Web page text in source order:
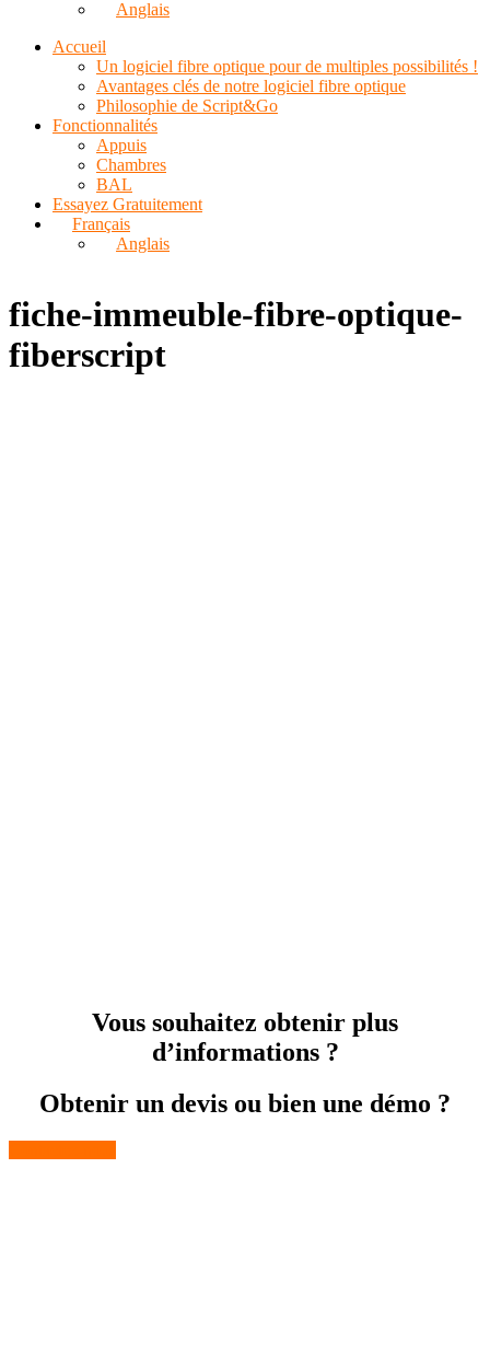
Anglais
Accueil
Un logiciel fibre optique pour de multiples possibilités !
Avantages clés de notre logiciel fibre optique
Philosophie de Script&Go
Fonctionnalités
Appuis
Chambres
BAL
Essayez Gratuitement
Français
Anglais
fiche-immeuble-fibre-optique-
fiberscript
Vous souhaitez obtenir plus
d’informations ?
Obtenir un devis ou bien une démo ?